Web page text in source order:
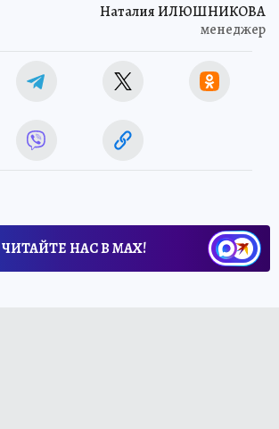
Наталия ИЛЮШНИКОВА
менеджер
ЧИТАЙТЕ НАС В МАХ!